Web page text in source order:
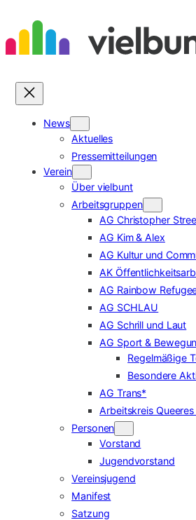
Inhalt
springen
News
Aktuelles
Pressemitteilungen
Verein
Über vielbunt
Arbeitsgruppen
AG Christopher
AG Kim & Alex
AG Kultur und
AK
AG Rainbow
AG SCHLAU
AG Schrill und Laut
AG Sport &
Regelmäßige
Besondere
AG Trans*
Arbeitskreis
Personen
Vorstand
Jugendvorstand
Vereinsjugend
Manifest
Satzung